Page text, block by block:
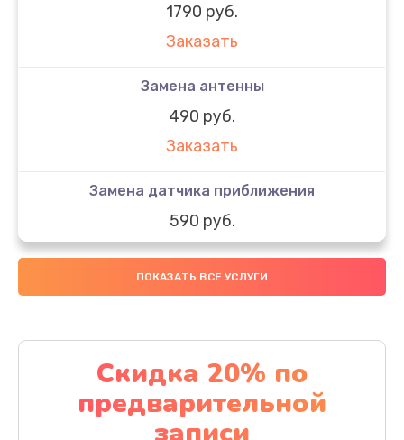
1790 руб.
Заказать
Замена антенны
490 руб.
Заказать
Замена датчика приближения
590 руб.
Заказать
Замена стекла
Обновление ПО
890 руб.
ПОКАЗАТЬ ВСЕ УСЛУГИ
Скидка 20% по
предварительной